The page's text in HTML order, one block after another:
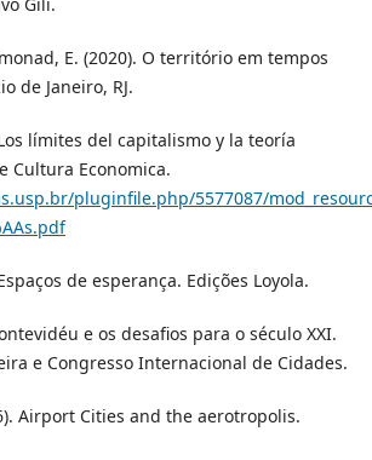
E. (2020). O território em tempos
de Janeiro, RJ.
límites del capitalismo y la teoría
Cultura Economica.
pluginfile.php/5577087/
de esperança. Edições Loyola.
e os desafios para o século XXI.
e Congresso Internacional de Cidades.
Airport Cities and the aerotropolis.